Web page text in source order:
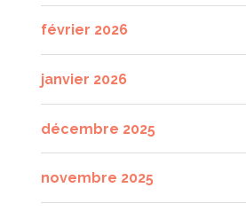
février 2026
janvier 2026
décembre 2025
novembre 2025